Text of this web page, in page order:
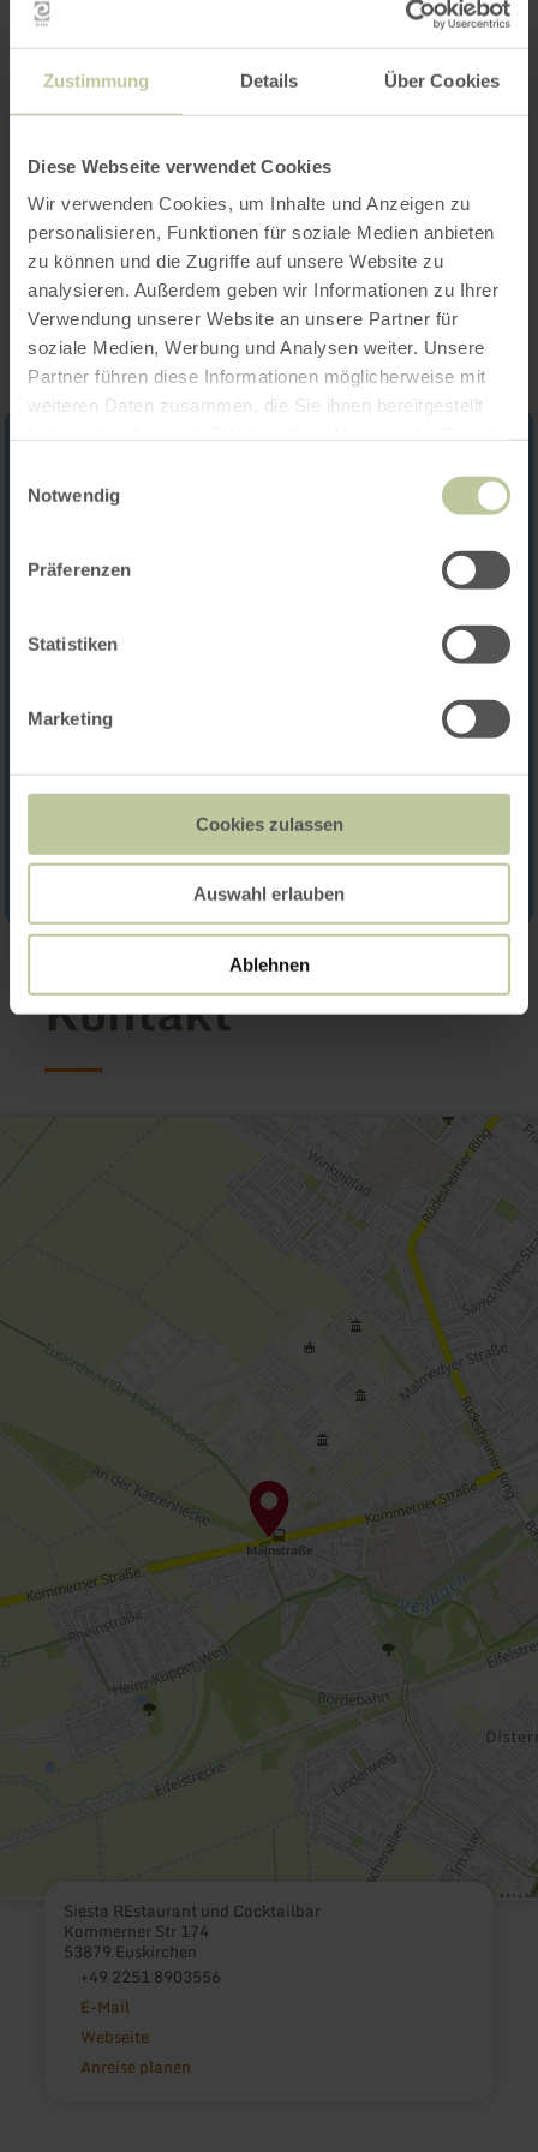
Zustimmung Details Über Cookies
Diese Webseite verwendet Cookies
Wir verwenden Cookies, um Inhalte und Anzeigen zu
personalisieren, Funktionen für soziale Medien anbieten
zu können und die Zugriffe auf unsere Website zu
analysieren. Außerdem geben wir Informationen zu Ihrer
Verwendung unserer Website an unsere Partner für
soziale Medien, Werbung und Analysen weiter. Unsere
Partner führen diese Informationen möglicherweise mit
weiteren Daten zusammen, die Sie ihnen bereitgestellt
Notwendig
Präferenzen
Statistiken
Marketing
Cookies zulassen
Auswahl erlauben
Ablehnen
Öffnungszeiten
Kategorien
Impressionen
Kontakt
Siesta REstaurant und Cocktailbar
Kommerner Str 174
53879 Euskirchen
+49 2251 8903556
E-Mail
Webseite
Anreise planen